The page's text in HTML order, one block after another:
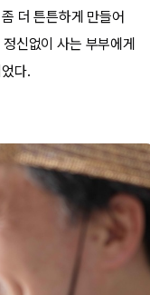
더 튼튼하게 만들어
신없이 사는 부부에게
다.